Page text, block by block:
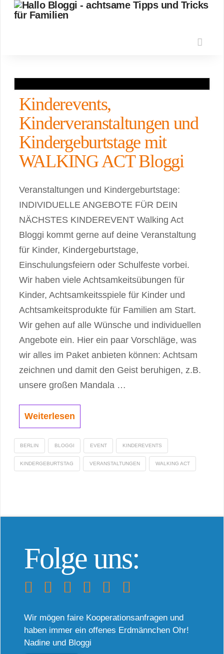
Kinderevents,
Kinderveranstaltungen und
Kindergeburtstage mit
WALKING ACT Bloggi
Veranstaltungen und Kindergeburtstage:
INDIVIDUELLE ANGEBOTE FÜR DEIN
NÄCHSTES KINDEREVENT Walking Act
Bloggi kommt gerne auf deine Veranstaltung
für Kinder, Kindergeburtstage,
Einschulungsfeiern oder Schulfeste vorbei.
Wir haben viele Achtsamkeitsübungen für
Kinder, Achtsamkeitsspiele für Kinder und
Achtsamkeitsprodukte für Familien am Start.
Wir gehen auf alle Wünsche und individuellen
Angebote ein. Hier ein paar Vorschläge, was
wir alles im Paket anbieten können: Achtsam
zeichnen und damit den Geist beruhigen, z.B.
unsere großen Mandala …
Weiterlesen
BERLIN BLOGGI EVENT KINDEREVENTS
KINDERGEBURTSTAG VERANSTALTUNGEN WALKING ACT
Folge uns:
Wir mögen faire Kooperationsanfragen und
haben immer ein offenes Erdmännchen Ohr!
Nadine und Bloggi